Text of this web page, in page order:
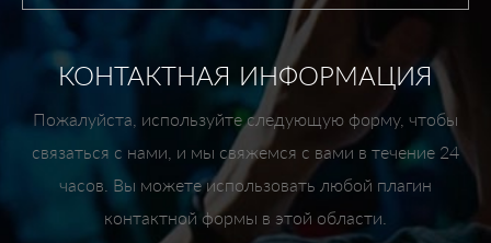
КОНТАКТНАЯ ИНФОРМАЦИЯ
Пожалуйста, используйте следующую форму, чтобы
связаться с нами, и мы свяжемся с вами в течение 24
часов. Вы можете использовать любой плагин
контактной формы в этой области.